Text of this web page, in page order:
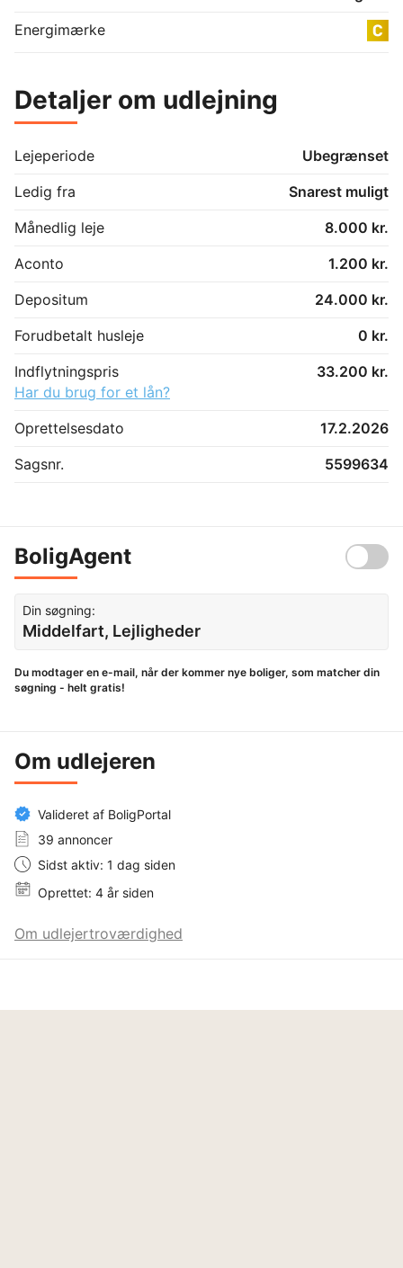
Energimærke
Detaljer om udlejning
Lejeperiode
Ubegrænset
Ledig fra
Snarest muligt
Månedlig leje
8.000 kr.
Aconto
1.200 kr.
Depositum
24.000 kr.
Forudbetalt husleje
0 kr.
Indflytningspris
33.200 kr.
Har du brug for et lån?
Oprettelsesdato
17.2.2026
Sagsnr.
5599634
BoligAgent
Din søgning:
Middelfart, Lejligheder
Du modtager en e-mail, når der kommer nye boliger, som matcher din
søgning - helt gratis!
Om udlejeren
Valideret af BoligPortal
39 annoncer
Sidst aktiv: 1 dag siden
Oprettet: 4 år siden
Om udlejertroværdighed